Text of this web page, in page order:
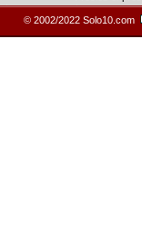
© 2002/2022 Solo10.com